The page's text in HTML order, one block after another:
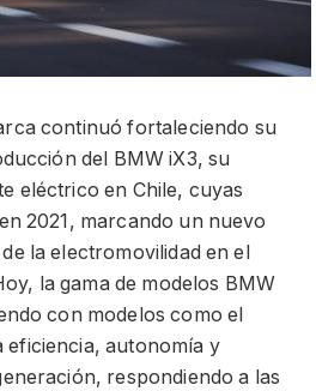
continuó fortaleciendo su
del BMW iX3, su
eléctrico en Chile, cuyas
2021, marcando un nuevo
la electromovilidad en el
la gama de modelos BMW
con modelos como el
eficiencia, autonomía y
respondiendo a las